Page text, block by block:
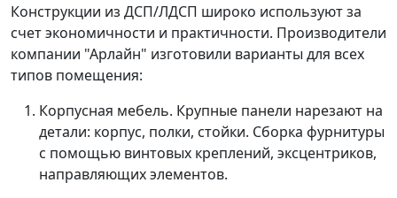
Конструкции из ДСП/ЛДСП широко используют за
счет экономичности и практичности. Производители
компании "Арлайн" изготовили варианты для всех
типов помещения:
Корпусная мебель. Крупные панели нарезают на
детали: корпус, полки, стойки. Сборка фурнитуры
с помощью винтовых креплений, эксцентриков,
направляющих элементов.